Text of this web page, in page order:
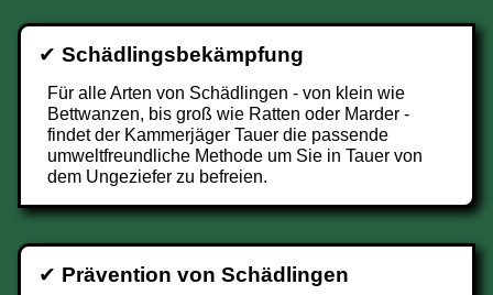
✔ Schädlingsbekämpfung
Für alle Arten von Schädlingen - von klein wie
Bettwanzen, bis groß wie Ratten oder Marder -
findet der Kammerjäger Tauer die passende
umweltfreundliche Methode um Sie in Tauer von
dem Ungeziefer zu befreien.
✔ Prävention von Schädlingen